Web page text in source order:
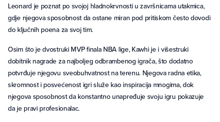
Leonard je poznat po svojoj hladnokrvnosti u završnicama utakmica,
gdje njegova sposobnost da ostane miran pod pritiskom često dovodi
do ključnih poena za svoj tim.
Osim što je dvostruki MVP finala NBA lige, Kawhi je i višestruki
dobitnik nagrade za najboljeg odbrambenog igrača, što dodatno
potvrđuje njegovu sveobuhvatnost na terenu. Njegova radna etika,
skromnost i posvećenost igri služe kao inspiracija mnogima, dok
njegova sposobnost da konstantno unapređuje svoju igru pokazuje
da je pravi profesionalac.